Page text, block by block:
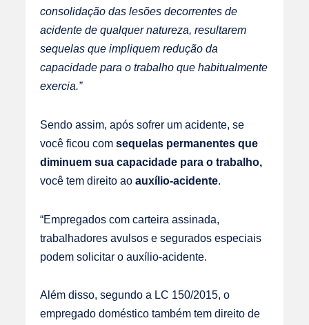
consolidação das lesões decorrentes de
acidente de qualquer natureza, resultarem
sequelas que impliquem redução da
capacidade para o trabalho que habitualmente
exercia.”
Sendo assim, após sofrer um acidente, se
você ficou comsequelas permanentes que
diminuem sua capacidade para o trabalho,
você tem direito ao auxílio-acidente.
“Empregados com carteira assinada,
trabalhadores avulsos e segurados especiais
podem solicitar o auxílio-acidente.
Além disso, segundo a LC 150/2015, o
empregado doméstico também tem direito de